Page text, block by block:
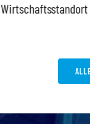
Wirtschaftsstandort